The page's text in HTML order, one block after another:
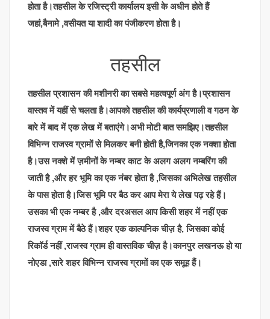
होता है।तहसील के रजिस्ट्री कार्यालय इसी के अधीन होते हैं
जहां,बैनामे ,वसीयत या शादी का पंजीकरण होता है।
तहसील
तहसील प्रशासन की मशीनरी का सबसे महत्वपूर्ण अंग है।प्रशासन
वास्तव में यहीं से चलता है।आपको तहसील की कार्यप्रणाली व गठन के
बारे में बाद में एक लेख में बताएंगे।अभी मोटी बात समझिए।तहसील
विभिन्न राजस्व ग्रामों से मिलकर बनी होती है,जिनका एक नक्शा होता
है।उस नक्शे में ज़मीनों के नम्बर काट के अलग अलग नम्बरिंग की
जाती है ,और हर भूमि का एक नंबर होता है ,जिसका अभिलेख तहसील
के पास होता है।जिस भूमि पर बैठ कर आप मेरा ये लेख पढ़ रहे हैं।
उसका भी एक नम्बर है ,और दरअसल आप किसी शहर में नहीं एक
राजस्व ग्राम में बैठे हैं।शहर एक काल्पनिक चीज़ है, जिसका कोई
रिकॉर्ड नहीं ,राजस्व ग्राम ही वास्तविक चीज़ है।कानपुर लखनऊ हो या
नोएडा ,सारे शहर विभिन्न राजस्व ग्रामों का एक समूह हैं।